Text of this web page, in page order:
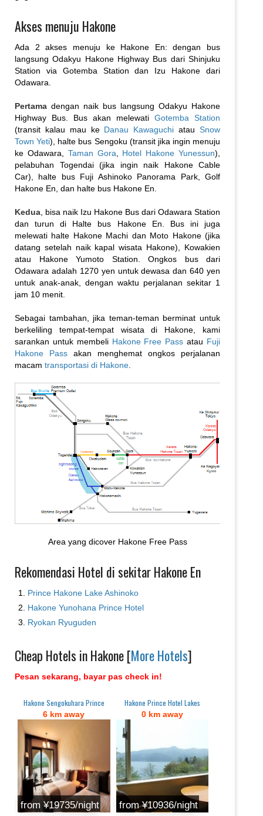
Akses menuju Hakone
Ada 2 akses menuju ke Hakone En: dengan bus
langsung Odakyu Hakone Highway Bus dari Shinjuku
Station via Gotemba Station dan Izu Hakone dari
Odawara.
Pertama dengan naik bus langsung Odakyu Hakone
Highway Bus. Bus akan melewati Gotemba Station
(transit kalau mau ke Danau Kawaguchi atauSnow
Town Yeti), halte bus Sengoku (transit jika ingin menuju
ke Odawara, Taman Gora, Hotel Hakone Yunessun),
pelabuhan Togendai (jika ingin naik Hakone Cable
Car), halte bus Fuji Ashinoko Panorama Park, Golf
Hakone En, dan halte bus Hakone En.
Kedua, bisa naik Izu Hakone Bus dari Odawara Station
dan turun di Halte bus Hakone En. Bus ini juga
melewati halte Hakone Machi dan Moto Hakone (jika
datang setelah naik kapal wisata Hakone), Kowakien
atau Hakone Yumoto Station. Ongkos bus dari
Odawara adalah 1270 yen untuk dewasa dan 640 yen
untuk anak-anak, dengan waktu perjalanan sekitar 1
jam 10 menit.
Sebagai tambahan, jika teman-teman berminat untuk
berkeliling tempat-tempat wisata di Hakone, kami
sarankan untuk membeli Hakone Free Pass atau Fuji
Hakone Pass akan menghemat ongkos perjalanan
macam transportasi di Hakone.
Area yang dicover Hakone Free Pass
Rekomendasi Hotel di sekitar Hakone En
Prince Hakone Lake Ashinoko
Hakone Yunohana Prince Hotel
Ryokan Ryuguden
Cheap Hotels in Hakone [More Hotels]
Pesan sekarang, bayar pas check in!
Hakone Sengokuhara Prince
6 km away
from ¥19735/night
Hakone Prince Hotel Lakes
0 km away
from ¥10936/night